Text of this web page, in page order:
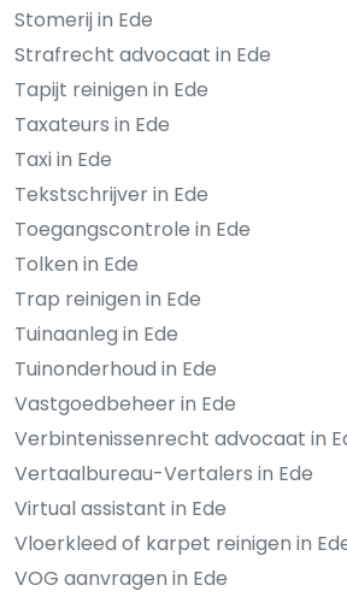
Stomerij in Ede
Strafrecht advocaat in Ede
Tapijt reinigen in Ede
Taxateurs in Ede
Taxi in Ede
Tekstschrijver in Ede
Toegangscontrole in Ede
Tolken in Ede
Trap reinigen in Ede
Tuinaanleg in Ede
Tuinonderhoud in Ede
Vastgoedbeheer in Ede
Verbintenissenrecht advocaat in
Vertaalbureau-Vertalers in Ede
Virtual assistant in Ede
Vloerkleed of karpet reinigen in
VOG aanvragen in Ede